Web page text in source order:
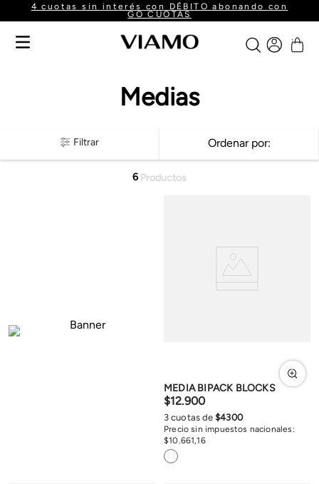
4 cuotas sin interés con DÉBITO abonando con
GO CUOTAS
Medias
Filtrar Ordenar por
6 Productos
MEDIA BIPACK BLOCKS
$12.900
Precio sin impuestos nacionales:
$10.661,16
3 cuotas de$4300